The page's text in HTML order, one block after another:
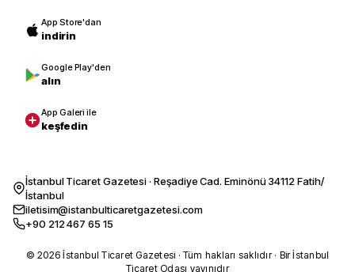
App Store'dan
indirin
Google Play'den
alın
App Galeri ile
keşfedin
İstanbul Ticaret Gazetesi · Reşadiye Cad. Eminönü 34112 Fatih/
İstanbul
iletisim@istanbulticaretgazetesi.com
+90 212 467 65 15
© 2026 İstanbul Ticaret Gazetesi · Tüm hakları saklıdır · Bir İstanbul
Ticaret Odası yayınıdır